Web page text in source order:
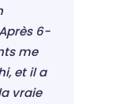
6-
me
et il a
vraie